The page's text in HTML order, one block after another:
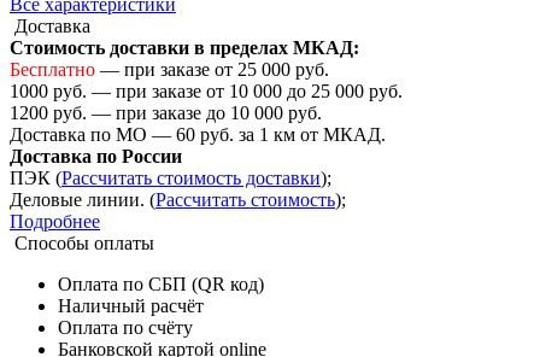
Доставка
Стоимость доставки в пределах МКАД:
Бесплатно — при заказе от 25 000 руб.
1000 руб. — при заказе от 10 000 до 25 000 руб.
1200 руб. — при заказе до 10 000 руб.
Доставка по МО — 60 руб. за 1 км от МКАД.
Доставка по России
ПЭК (Рассчитать стоимость доставки);
Деловые линии. (Рассчитать стоимость);
Подробнее
Способы оплаты
Оплата по СБП (QR код)
Наличный расчёт
Оплата по счёту
Банковской картой online